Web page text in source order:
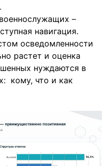
–
навигация.
осведомленности
растет и оценка
нуждаются в
кому, что и как